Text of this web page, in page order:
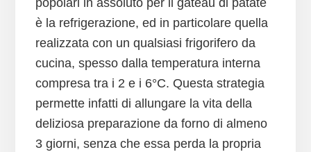
popolari in assoluto per il gateau di patate
è la refrigerazione, ed in particolare quella
realizzata con un qualsiasi frigorifero da
cucina, spesso dalla temperatura interna
compresa tra i 2 e i 6°C. Questa strategia
permette infatti di allungare la vita della
deliziosa preparazione da forno di almeno
3 giorni, senza che essa perda la propria